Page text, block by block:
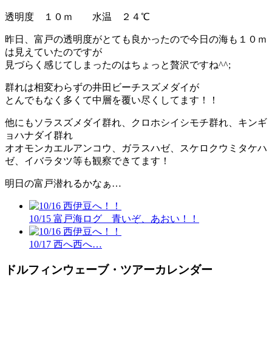
透明度 １０ｍ 水温 ２４℃
昨日、富戸の透明度がとても良かったので今日の海も１０ｍ
は見えていたのですが
見づらく感じてしまったのはちょっと贅沢ですね^^;
群れは相変わらずの井田ビーチスズメダイが
とんでもなく多くて中層を覆い尽くしてます！！
他にもソラスズメダイ群れ、クロホシイシモチ群れ、キンギ
ョハナダイ群れ
オオモンカエルアンコウ、ガラスハゼ、スケロクウミタケハ
ゼ、イバラタツ等も観察できてます！
明日の富戸潜れるかなぁ…
10/15 富戸海ログ 青いぞ、あおい！！
10/17 西へ西へ…
ドルフィンウェーブ・ツアーカレンダー